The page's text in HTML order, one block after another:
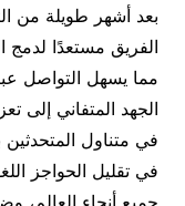
بعد أشهر طويلة من
مما يسهل التواصل
في متناول
في تقليل الحواجز